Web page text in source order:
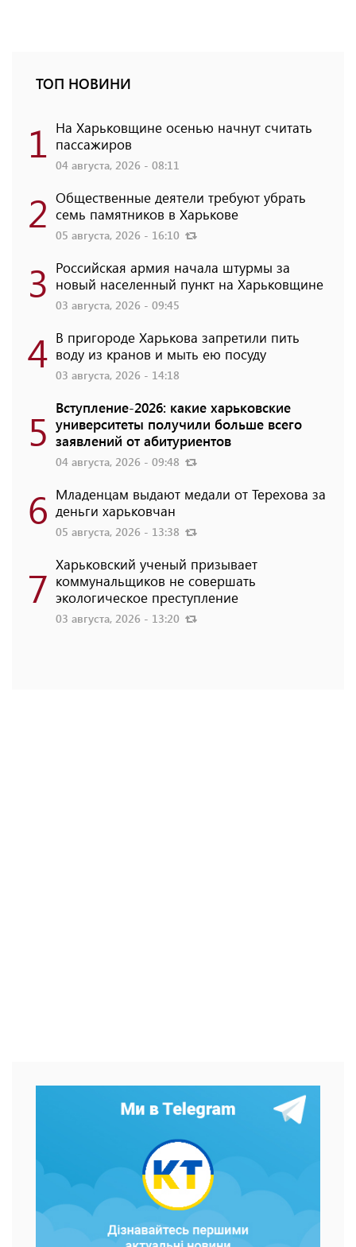
ТОП НОВИНИ
1 На Харьковщине осенью начнут считать
пассажиров
04 августа, 2026 - 08:11
2 Общественные деятели требуют убрать
семь памятников в Харькове
05 августа, 2026 - 16:10
3 Российская армия начала штурмы за
новый населенный пункт на Харьковщине
03 августа, 2026 - 09:45
4 В пригороде Харькова запретили пить
воду из кранов и мыть ею посуду
03 августа, 2026 - 14:18
5 Вступление-2026: какие харьковские
университеты получили больше всего
заявлений от абитуриентов
04 августа, 2026 - 09:48
6 Младенцам выдают медали от Терехова за
деньги харьковчан
05 августа, 2026 - 13:38
7 Харьковский ученый призывает
коммунальщиков не совершать
экологическое преступление
03 августа, 2026 - 13:20